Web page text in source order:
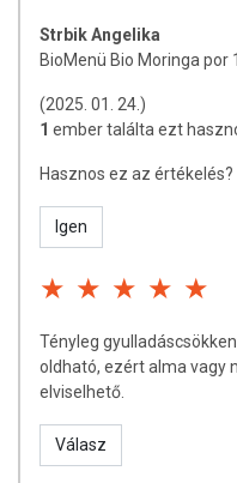
Strbik Angelika
BioMenü Bio Moringa por
(2025. 01. 24.)
1 ember találta ezt
Hasznos ez az értékelés?
Igen
Tényleg
oldható, ezért alma vagy
elviselhető.
Válasz